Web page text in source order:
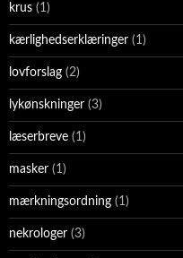
krus (1)
kærlighedserklæringer (1)
lovforslag (2)
lykønskninger (3)
læserbreve (1)
masker (1)
mærkningsordning (1)
nekrologer (3)